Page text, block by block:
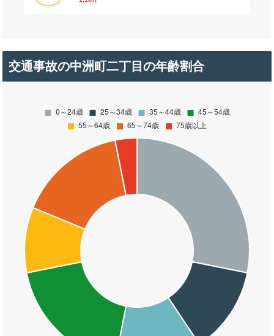
交通事故の中洲町二丁目の年齢割合